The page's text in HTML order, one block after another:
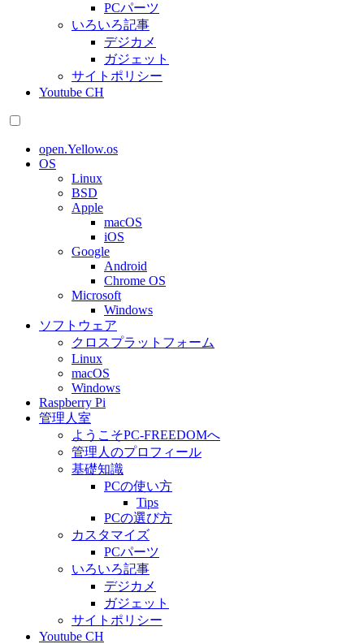
PCパーツ
いろいろ記事
デジカメ
ガジェット
サイトポリシー
Youtube CH
open.Yellow.os
OS
Linux
BSD
Apple
macOS
iOS
Google
Android
Chrome OS
Microsoft
Windows
ソフトウェア
クロスプラットフォーム
Linux
macOS
Windows
Raspberry Pi
管理人室
ようこそPC-FREEDOMへ
管理人のプロフィール
基礎知識
PCの使い方
Tips
PCの選び方
カスタマイズ
PCパーツ
いろいろ記事
デジカメ
ガジェット
サイトポリシー
Youtube CH